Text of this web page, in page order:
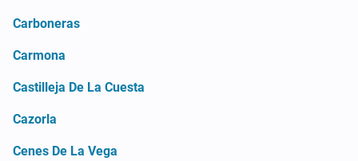
Carboneras
Carmona
Castilleja De La Cuesta
Cazorla
Cenes De La Vega